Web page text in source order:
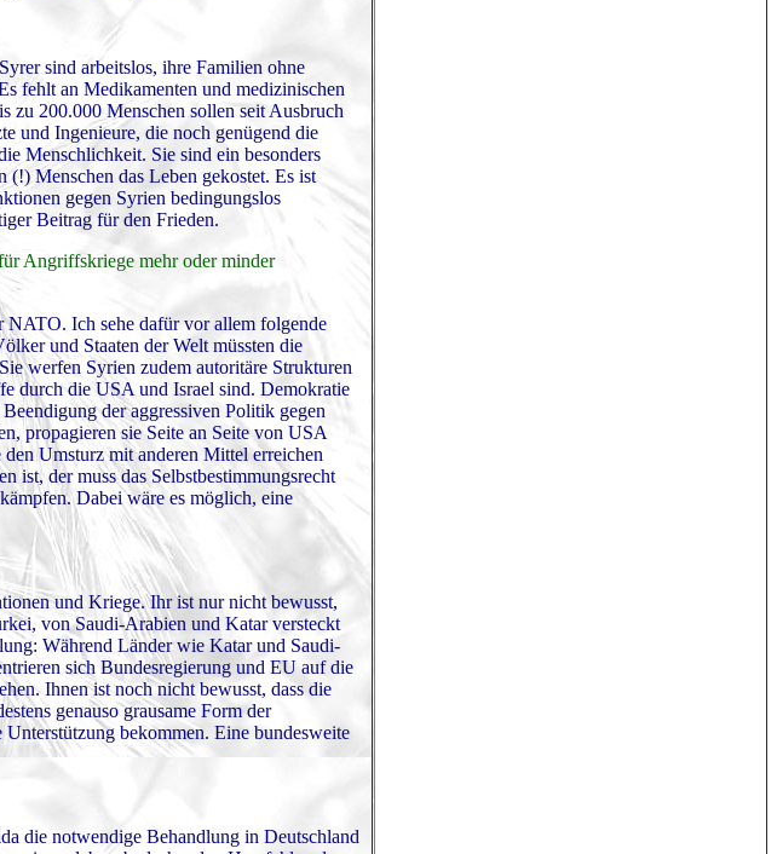
sind arbeitslos, ihre Familien ohne
fehlt an Medikamenten und medizinischen
zu 200.000 Menschen sollen seit Ausbruch
und Ingenieure, die noch genügend die
Menschlichkeit. Sie sind ein besonders
Menschen das Leben gekostet. Es ist
gegen Syrien bedingungslos
Beitrag für den Frieden.
Angriffskriege mehr oder minder
NATO. Ich sehe dafür vor allem folgende
und Staaten der Welt müssten die
werfen Syrien zudem autoritäre Strukturen
durch die USA und Israel sind. Demokratie
der aggressiven Politik gegen
propagieren sie Seite an Seite von USA
Umsturz mit anderen Mittel erreichen
ist, der muss das Selbstbestimmungsrecht
Dabei wäre es möglich, eine
und Kriege. Ihr ist nur nicht bewusst,
von Saudi-Arabien und Katar versteckt
Während Länder wie Katar und Saudi-
sich Bundesregierung und EU auf die
Ihnen ist noch nicht bewusst, dass die
genauso grausame Form der
bekommen. Eine bundesweite
die notwendige Behandlung in Deutschland